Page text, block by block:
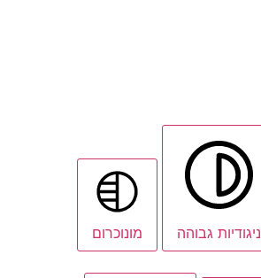
ניגודיות גבוהה
מונוכרום